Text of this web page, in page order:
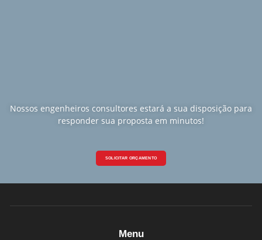
Nossos engenheiros consultores estará a sua disposição para
responder sua proposta em minutos!
SOLICITAR ORÇAMENTO
Menu